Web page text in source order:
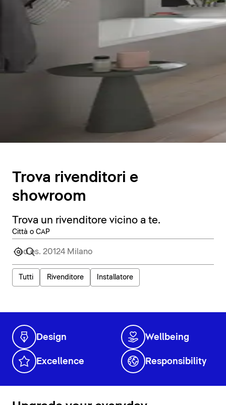
Trova rivenditori e
showroom
Trova un rivenditore vicino a te.
Città o CAP
Tutti Rivenditore Installatore
Design Wellbeing
Excellence Responsibility